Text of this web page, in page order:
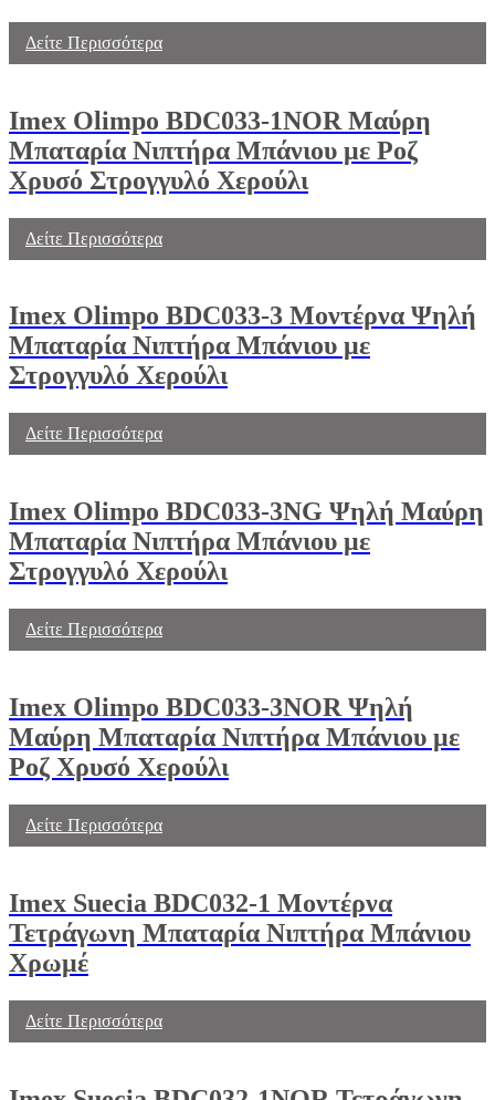
Δείτε Περισσότερα
Imex Olimpo BDC033-1NOR Μαύρη
Μπαταρία Νιπτήρα Μπάνιου με Ροζ
Χρυσό Στρογγυλό Χερούλι
Δείτε Περισσότερα
Imex Olimpo BDC033-3 Μοντέρνα Ψηλή
Μπαταρία Νιπτήρα Μπάνιου με
Στρογγυλό Χερούλι
Δείτε Περισσότερα
Imex Olimpo BDC033-3NG Ψηλή Μαύρη
Μπαταρία Νιπτήρα Μπάνιου με
Στρογγυλό Χερούλι
Δείτε Περισσότερα
Imex Olimpo BDC033-3NOR Ψηλή
Μαύρη Μπαταρία Νιπτήρα Μπάνιου με
Ροζ Χρυσό Χερούλι
Δείτε Περισσότερα
Imex Suecia BDC032-1 Μοντέρνα
Τετράγωνη Μπαταρία Νιπτήρα Μπάνιου
Χρωμέ
Δείτε Περισσότερα